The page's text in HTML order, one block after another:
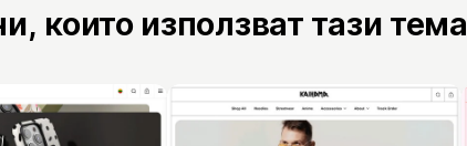
които използват тази тема